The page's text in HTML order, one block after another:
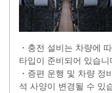
・충전 설비는 차량에
타입이 준비되어 있습니
・증편 운행 및 차량
석 사양이 변경될 수 있